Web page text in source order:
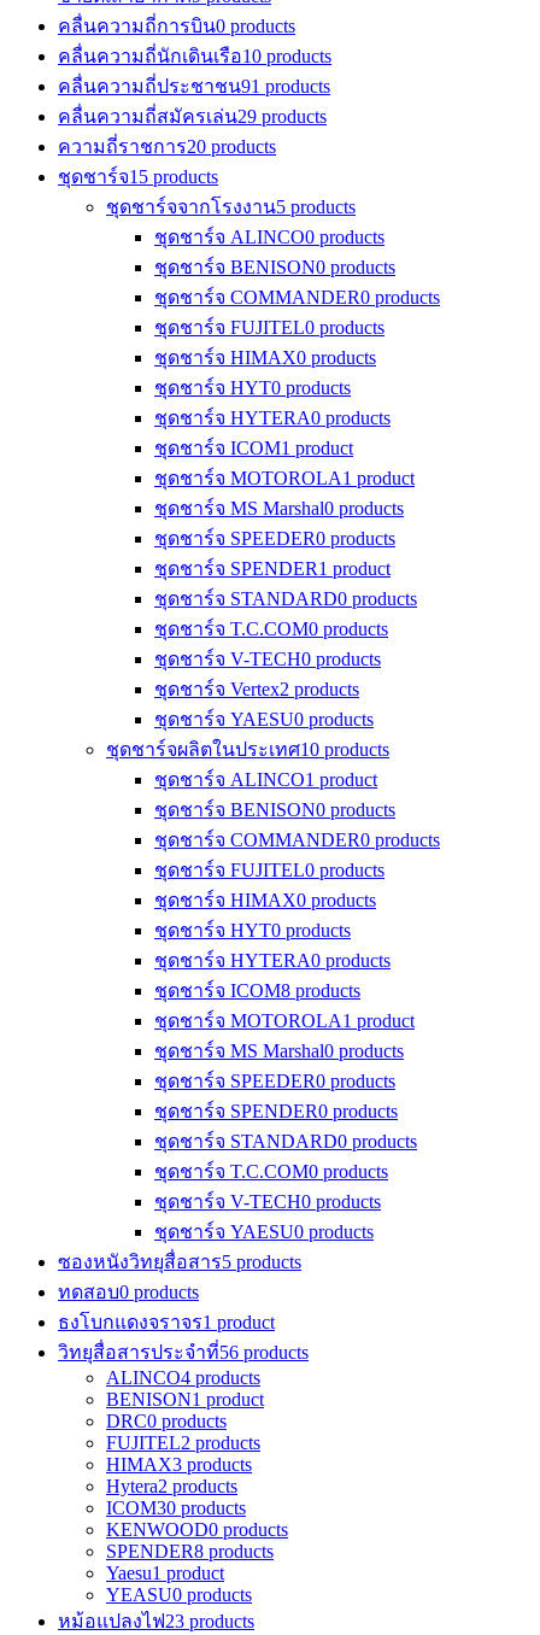
คลื่นความถี่การบิน0 products
คลื่นความถี่นักเดินเรือ10 products
คลื่นความถี่ประชาชน91 products
คลื่นความถี่สมัครเล่น29 products
ความถี่ราชการ20 products
ชุดชาร์จ15 products
ชุดชาร์จจากโรงงาน5 products
ชุดชาร์จ ALINCO0 products
ชุดชาร์จ BENISON0 products
ชุดชาร์จ COMMANDER0 products
ชุดชาร์จ FUJITEL0 products
ชุดชาร์จ HIMAX0 products
ชุดชาร์จ HYT0 products
ชุดชาร์จ HYTERA0 products
ชุดชาร์จ ICOM1 product
ชุดชาร์จ MOTOROLA1 product
ชุดชาร์จ MS Marshal0 products
ชุดชาร์จ SPEEDER0 products
ชุดชาร์จ SPENDER1 product
ชุดชาร์จ STANDARD0 products
ชุดชาร์จ T.C.COM0 products
ชุดชาร์จ V-TECH0 products
ชุดชาร์จ Vertex2 products
ชุดชาร์จ YAESU0 products
ชุดชาร์จผลิตในประเทศ10 products
ชุดชาร์จ ALINCO1 product
ชุดชาร์จ BENISON0 products
ชุดชาร์จ COMMANDER0 products
ชุดชาร์จ FUJITEL0 products
ชุดชาร์จ HIMAX0 products
ชุดชาร์จ HYT0 products
ชุดชาร์จ HYTERA0 products
ชุดชาร์จ ICOM8 products
ชุดชาร์จ MOTOROLA1 product
ชุดชาร์จ MS Marshal0 products
ชุดชาร์จ SPEEDER0 products
ชุดชาร์จ SPENDER0 products
ชุดชาร์จ STANDARD0 products
ชุดชาร์จ T.C.COM0 products
ชุดชาร์จ V-TECH0 products
ชุดชาร์จ YAESU0 products
ซองหนังวิทยุสื่อสาร5 products
ทดสอบ0 products
ธงโบกแดงจราจร1 product
วิทยุสื่อสารประจำที่56 products
ALINCO4 products
BENISON1 product
DRC0 products
FUJITEL2 products
HIMAX3 products
Hytera2 products
ICOM30 products
KENWOOD0 products
SPENDER8 products
Yaesu1 product
YEASU0 products
หม้อแปลงไฟ23 products